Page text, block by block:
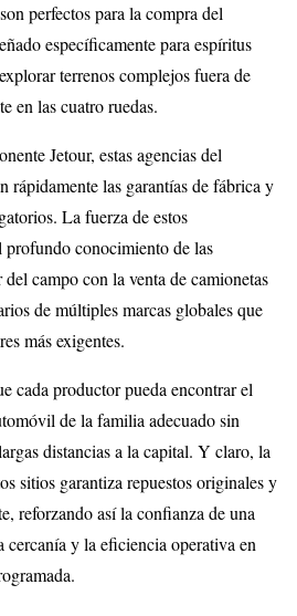
perfectos para la compra del
específicamente para espíritus
terrenos complejos fuera de
en las cuatro ruedas.
Jetour, estas agencias del
rápidamente las garantías de fábrica y
La fuerza de estos
profundo conocimiento de las
campo con la venta de camionetas
de múltiples marcas globales que
más exigentes.
cada productor pueda encontrar el
de la familia adecuado sin
distancias a la capital. Y claro, la
sitios garantiza repuestos originales y
reforzando así la confianza de una
cercanía y la eficiencia operativa en